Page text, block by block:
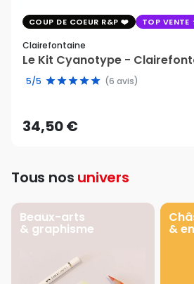
COUP DE COEUR R&P TOP VENTE
Clairefontaine
Le Kit Cyanotype -
5/5 (6 avis)
34,50 €
Tous nos univers
Beaux-arts
& graphisme &